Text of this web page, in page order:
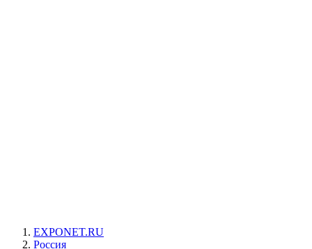
EXPONET.RU
Россия